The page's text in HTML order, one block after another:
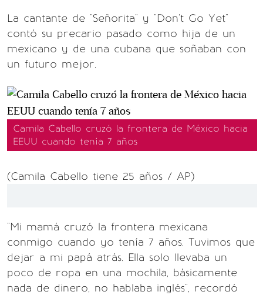
La cantante de "Señorita" y "Don't Go Yet"
contó su precario pasado como hija de un
mexicano y de una cubana que soñaban con
un futuro mejor.
Camila Cabello cruzó la frontera de México hacia
EEUU cuando tenía 7 años
(Camila Cabello tiene 25 años / AP)
"Mi mamá cruzó la frontera mexicana
conmigo cuando yo tenía 7 años. Tuvimos que
dejar a mi papá atrás. Ella solo llevaba un
poco de ropa en una mochila, básicamente
nada de dinero, no hablaba inglés", recordó